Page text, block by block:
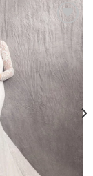
AGGIUNGI
ALLA TUA
LISTA DEI
DESIDERI